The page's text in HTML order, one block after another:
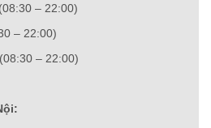
(08:30 – 22:00)
– 22:00)
(08:30 – 22:00)